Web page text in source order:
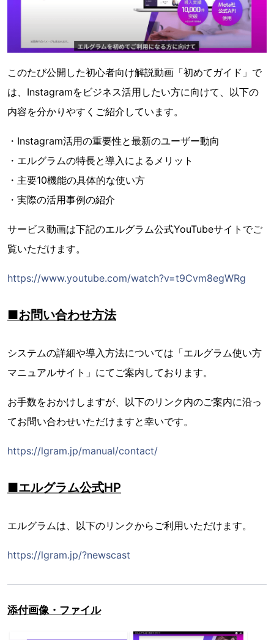
このたび公開した初心者向け解説動画「初めてガイド」で
は、Instagramをビジネス活用したい方に向けて、以下の
内容を分かりやすくご紹介しています。
・Instagram活用の重要性と最新のユーザー動向
・エルグラムの特長と導入によるメリット
・主要10機能の具体的な使い方
・実際の活用事例の紹介
サービス動画は下記のエルグラム公式YouTubeサイトでご
覧いただけます。
https://www.youtube.com/watch?v=t9Cvm8egWRg
■お問い合わせ方法
システムの詳細や導入方法については「エルグラム使い方
マニュアルサイト」にてご案内しております。
お手数をおかけしますが、以下のリンク内のご案内に沿っ
てお問い合わせいただけますと幸いです。
https://lgram.jp/manual/contact/
■エルグラム公式HP
エルグラムは、以下のリンクからご利用いただけます。
https://lgram.jp/?newscast
添付画像・ファイル